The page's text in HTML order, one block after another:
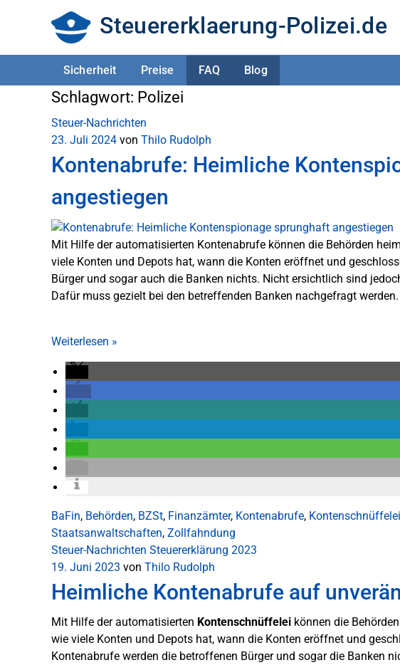
Steuererklaerung-Polizei.de
Sicherheit Preise FAQ Blog
Schlagwort: Polizei
Steuer-Nachrichten
23. Juli 2024 von Thilo Rudolph
Kontenabrufe: Heimliche
angestiegen
Mit Hilfe der automatisierten Kontenabrufe können die Behörden
viele Konten und Depots hat, wann die Konten eröffnet und
Bürger und sogar auch die Banken nichts. Nicht ersichtlich sind
Dafür muss gezielt bei den betreffenden Banken nachgefragt werden.
Weiterlesen »
BaFin, Behörden, BZSt, Finanzämter, Kontenabrufe, Kontenschnüffelei
Staatsanwaltschaften, Zollfahndung
Steuer-Nachrichten Steuererklärung 2023
19. Juni 2023 von Thilo Rudolph
Heimliche Kontenabrufe auf
Mit Hilfe der automatisierten Kontenschnüffelei können die
wie viele Konten und Depots hat, wann die Konten eröffnet und
Kontenabrufe werden die betroffenen Bürger und sogar die Banken